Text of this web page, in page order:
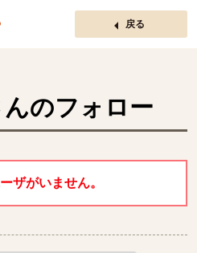
戻る
んのフォロー
ザがいません。